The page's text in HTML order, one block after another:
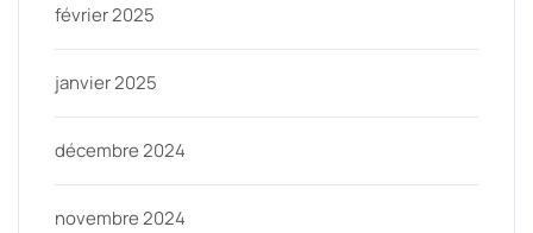
février 2025
janvier 2025
décembre 2024
novembre 2024